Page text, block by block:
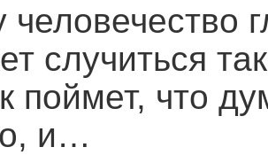
случиться
поймет, что
и…